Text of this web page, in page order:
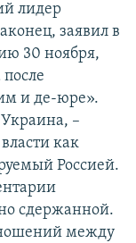
лидер
заявил в
30 ноября,
и де-юре».
–
как
Россией.
сдержанной.
между